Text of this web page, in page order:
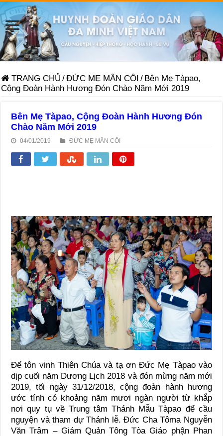
TRANG CHỦ /ĐỨC MẸ MÂN CÔI / Bên Mẹ Tàpao,
Cộng Đoàn Hành Hương Đón Chào Năm Mới 2019
Bên Mẹ Tàpao, Cộng Đoàn Hành Hương Đón
Chào Năm Mới 2019
04/01/2019 ĐỨC MẸ MÂN CÔI
Để tôn vinh Thiên Chúa và tạ ơn Đức Mẹ Tàpao vào
dịp cuối năm Dương Lịch 2018 và đón mừng năm mới
2019, tối ngày 31/12/2018, cộng đoàn hành hương
ước tính có khoảng năm mươi ngàn người từ khắp
nơi quy tụ về Trung tâm Thánh Mẫu Tàpao để cầu
nguyện và tham dự Thánh lễ. Đức Cha Tôma Nguyễn
Văn Trâm – Giám Quản Tông Tòa Giáo phận Phan